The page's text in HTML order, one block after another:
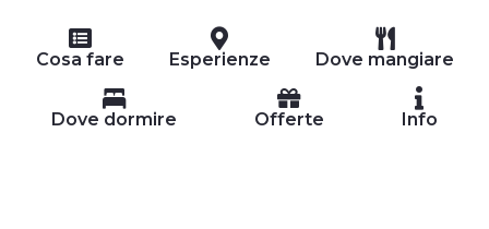
Cosa fare Esperienze Dove mangiare
Dove dormire Offerte Info